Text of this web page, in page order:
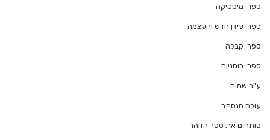
ספרי מיסטיקה
ספרי עידן חדש והעצמה
ספרי קבלה
ספרי רוחניות
ע"ב שמות
עולם הנסתר
פותחים את ספר הזוהר